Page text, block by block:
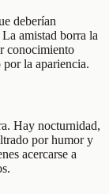
deberían
amistad borra la
conocimiento
la apariencia.
Hay nocturnidad,
por humor y
acercarse a